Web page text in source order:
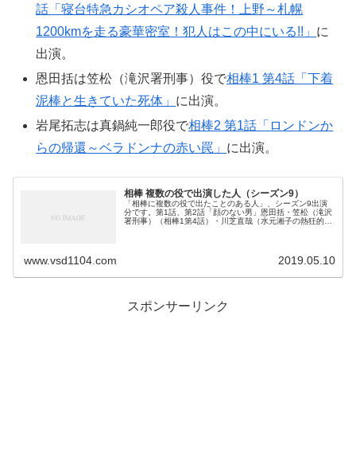
話「寝台特急カシオペア殺人事件！上野～札幌
1200kmを走る豪華密室！犯人はこの中にいる!!」 に
出演。
恩田括は笠松（滝沢署刑事）役で相棒1 第4話「下着
泥棒と生きていた死体」 に出演。
岩尾拓志は真鍋純一郎役で相棒2 第1話「ロンドンか
らの帰還～ベラドンナの赤い罠」 に出演。
相棒 複数の役で出演した人（シーズン9）
「相棒に複数の役で出たことのある人」、シーズン9出演
分です。第1話、第2話「顔のない男」恩田括・笠松（滝沢
署刑事）（相棒1第4話）・川芝直哉（水元湘子の熱狂的な
www.vsd1104.com 2019.05.10
スポンサーリンク